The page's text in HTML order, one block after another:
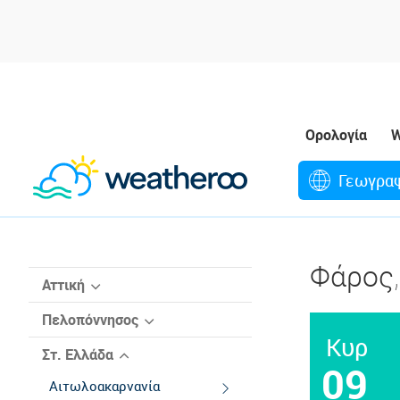
Ορολογία
Αττική
Κέντρο
Βόρεια Προάστια
Πελοπόννησος
Αργολίδα
Αρκαδία
Στ. Ελλάδα
Αιτωλοακαρνανία
Φάρος
Κυρ
09